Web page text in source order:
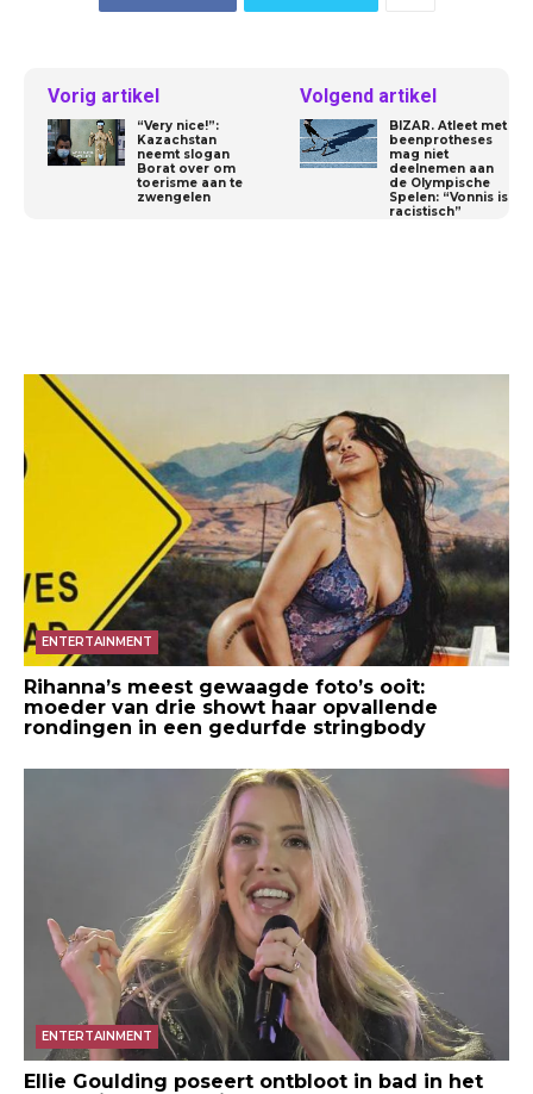
Vorig artikel
“Very nice!”:
Kazachstan
neemt slogan
Borat over om
toerisme aan te
zwengelen
Volgend artikel
BIZAR. Atleet met
beenprotheses
mag niet
deelnemen aan
de Olympische
Spelen: “Vonnis is
racistisch”
ENTERTAINMENT
Rihanna’s meest gewaagde foto’s ooit:
moeder van drie showt haar opvallende
rondingen in een gedurfde stringbody
ENTERTAINMENT
Ellie Goulding poseert ontbloot in bad in het